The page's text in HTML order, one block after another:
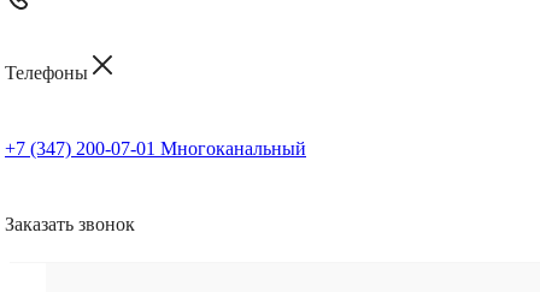
Телефоны
+7 (347) 200-07-01 Многоканальный
Заказать звонок